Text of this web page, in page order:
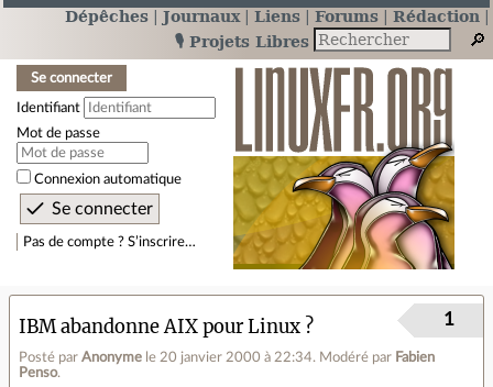
Dépêches Journaux Liens Forums
Rédaction
🎙️ Projets Libres
Se connecter
Identifiant
Mot de passe
Connexion automatique
Pas de compte ? S’inscrire…
IBM abandonne AIX pour Linux ?
Posté par Anonyme le 20 janvier 2000 à 22:34. Modéré par Fabien
Penso.
1